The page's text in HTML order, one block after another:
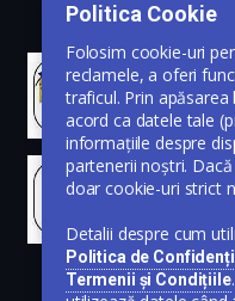
Politica Cookie
Folosim cookie-uri
reclamele, a oferi
traficul. Prin
acord ca datele tale
informațiile despre
partenerii noștri.
doar cookie-uri strict
Detalii despre cum
Politica de
Termenii și Condițiile